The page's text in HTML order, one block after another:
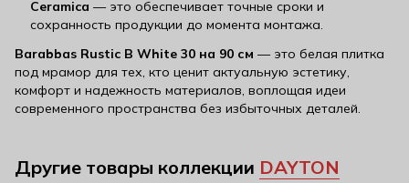
Ceramica — это обеспечивает точные сроки и
сохранность продукции до момента монтажа.
Barabbas Rustic B White 30 на 90 см — это белая плитка
под мрамор для тех, кто ценит актуальную эстетику,
комфорт и надежность материалов, воплощая идеи
современного пространства без избыточных деталей.
Другие товары коллекции DAYTON